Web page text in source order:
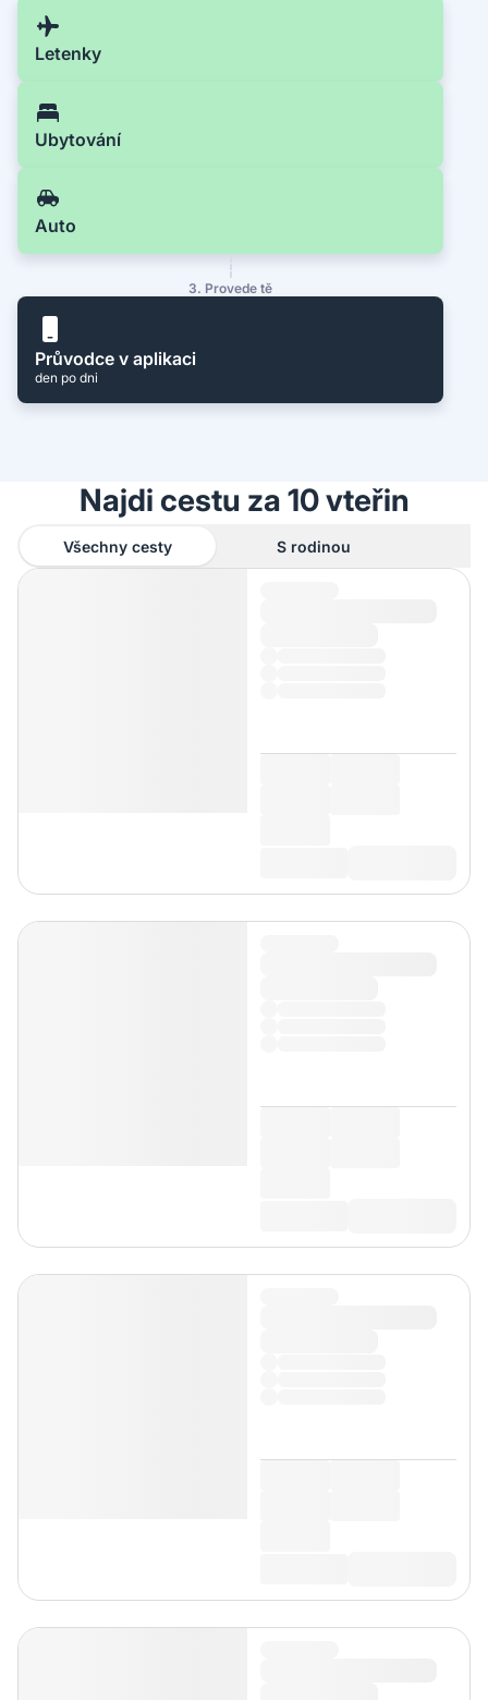
Letenky
Ubytování
Auto
3. Provede tě
Průvodce v aplikaci
den po dni
Najdi cestu za 10 vteřin
Všechny cesty S rodinou